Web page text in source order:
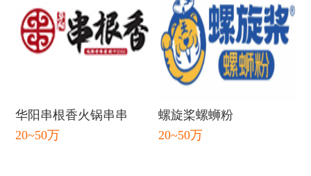
闭
华阳串根香火锅串串
20~50万
螺旋桨螺蛳粉
20~50万